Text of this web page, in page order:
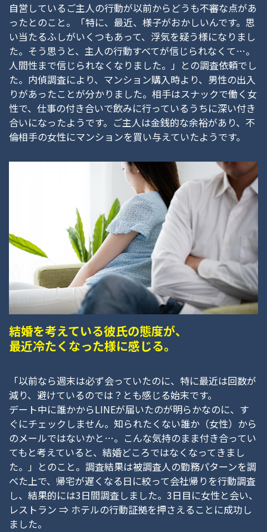
自営しているご主人の行動が以前からどうも不審な点があ
ったとのこと。「特に、最近、様子がおかしいんです。思
い当たるふしがいくつもあって、浮気を疑う様になりまし
た。そう思うと、主人の行動すべてが信じられなくて…。
人間性まで信じられなくなりました。」との調査依頼でし
た。内偵調査により、マンション購入時より、男性の出入
りがあったことが分かりました。相手はスナックで働く女
性で、仕事の付き合いで飲みに行っているうちに深い付き
合いになったようです。ご主人は金銭的な余裕があり、不
倫相手の女性にマンションを買い与えていたようです。
結婚を考えている彼氏の態度が、
最近冷たくなった様に感じる。
「以前なら週末は必ず会っていたのに、特に最近は回数が
減り、避けているのでは？とも感じる始末です。
デート中に誰かからLINEが届いたのが明らかなのに、す
ぐにチェックしません。知られたくない誰か（女性）から
のメールではないかと…。こんな気持のまま付き合ってい
てもと考えていると、結婚どころではなくなってきまし
た。」とのこと。調査結果は被調査人の勤務パターンを調
べた上で、帰宅が遅くなる日に絞って会社帰りを行動調査
し、結果的には3日間調査しました。3日目に女性と会い、
レストラン ⇒ ホテルの行動証拠を押さえることに成功し
ました。